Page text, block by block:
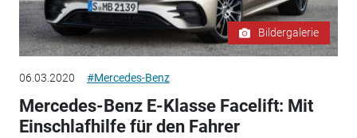
Bildergalerie
06.03.2020 #Mercedes-Benz
Mercedes-Benz E-Klasse Facelift: Mit
Einschlafhilfe für den Fahrer